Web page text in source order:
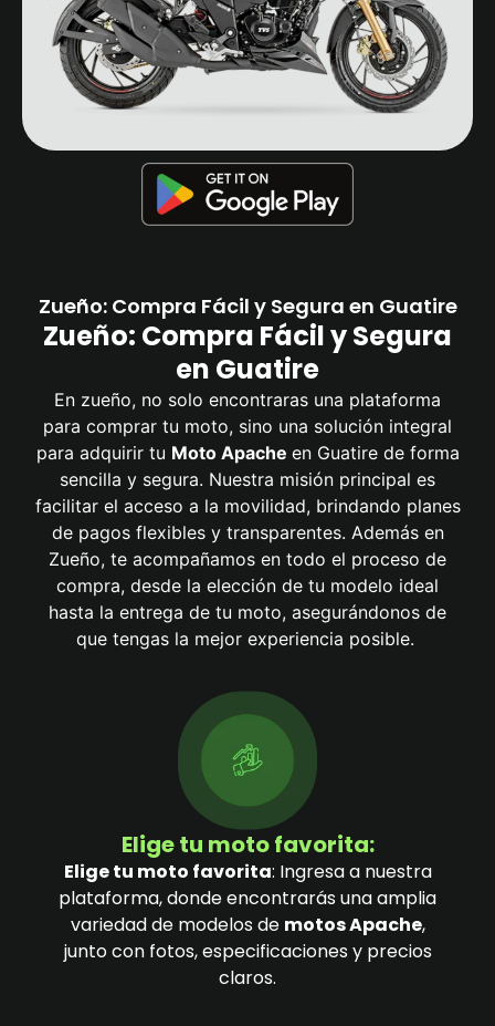
Zueño: Compra Fácil y Segura en Guatire
Zueño: Compra Fácil y Segura
en Guatire
En zueño, no solo encontraras una plataforma
para comprar tu moto, sino una solución integral
para adquirir tu Moto Apache en Guatire de forma
sencilla y segura. Nuestra misión principal es
facilitar el acceso a la movilidad, brindando planes
de pagos flexibles y transparentes. Además en
Zueño, te acompañamos en todo el proceso de
compra, desde la elección de tu modelo ideal
hasta la entrega de tu moto, asegurándonos de
que tengas la mejor experiencia posible.
Elige tu moto favorita:
Elige tu moto favorita: Ingresa a nuestra
plataforma, donde encontrarás una amplia
variedad de modelos de motos Apache,
junto con fotos, especificaciones y precios
claros.